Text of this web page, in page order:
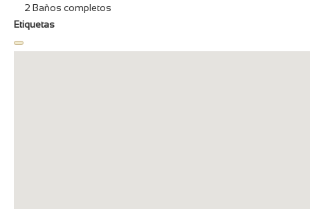
2 Baños completos
Etiquetas